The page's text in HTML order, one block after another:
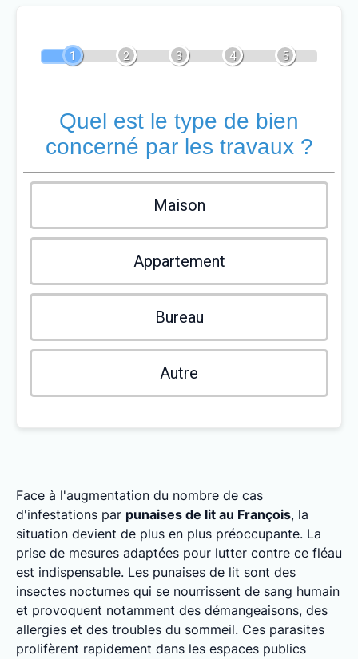
1 2 3 4 5
Quel est le type de bien
concerné par les travaux ?
Maison
Appartement
Bureau
Autre
Face à l'augmentation du nombre de cas
d'infestations par punaises de lit au François, la
situation devient de plus en plus préoccupante. La
prise de mesures adaptées pour lutter contre ce fléau
est indispensable. Les punaises de lit sont des
insectes nocturnes qui se nourrissent de sang humain
et provoquent notamment des démangeaisons, des
allergies et des troubles du sommeil. Ces parasites
prolifèrent rapidement dans les espaces publics